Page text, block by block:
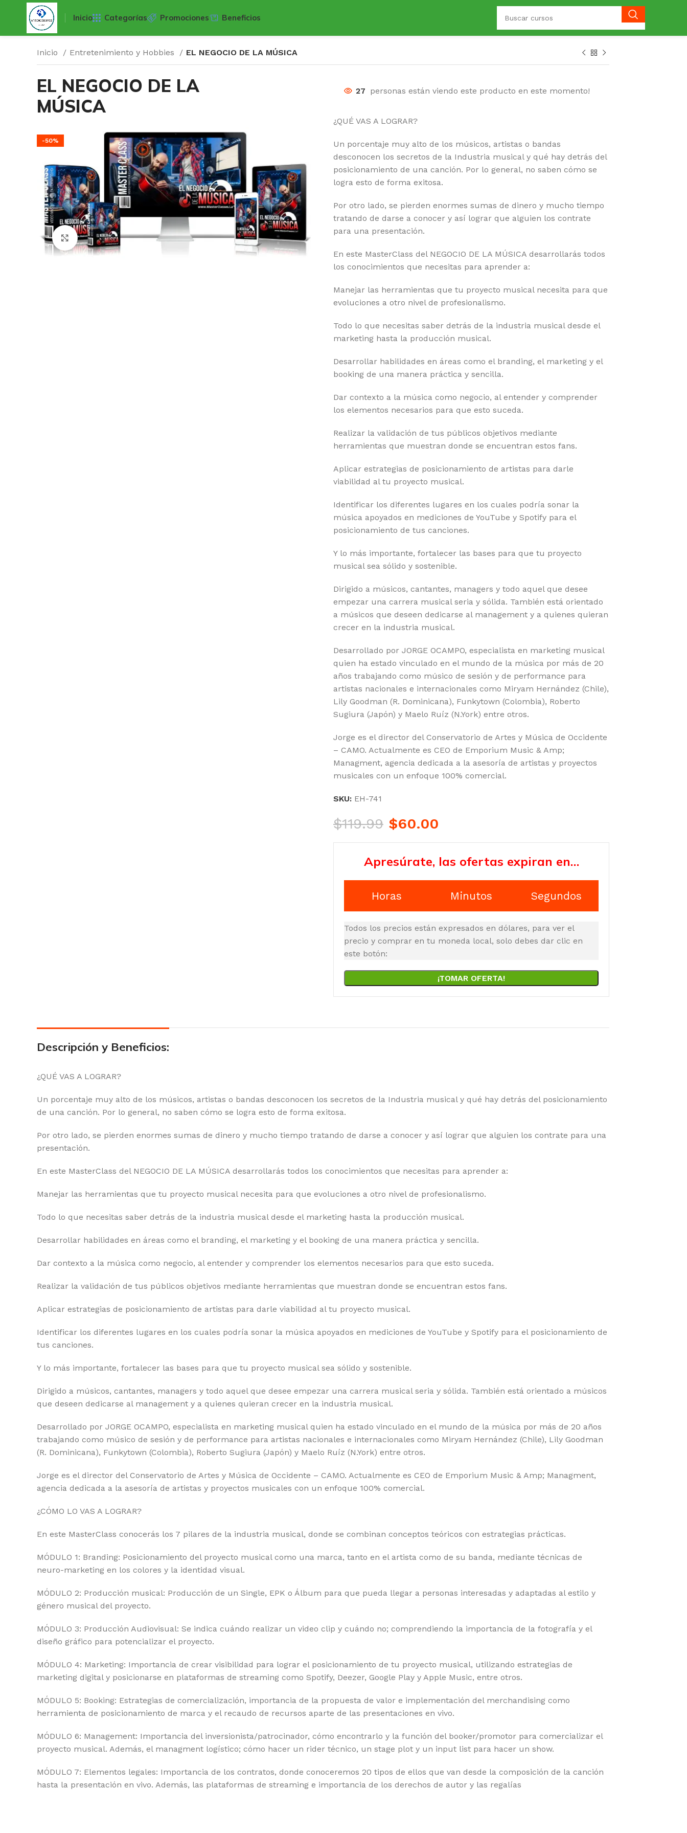
Inicio Categorías Promociones Beneficios
Inicio Entretenimiento y Hobbies EL NEGOCIO DE LA MÚSICA
EL NEGOCIO DE LA
MÚSICA
-50%
Click para agrandar
27 personas están viendo este producto en este momento!
¿QUÉ VAS A LOGRAR?
Un porcentaje muy alto de los músicos, artistas o bandas
desconocen los secretos de la Industria musical y qué hay detrás del
posicionamiento de una canción. Por lo general, no saben cómo se
logra esto de forma exitosa.
Por otro lado, se pierden enormes sumas de dinero y mucho tiempo
tratando de darse a conocer y así lograr que alguien los contrate
para una presentación.
En este MasterClass del NEGOCIO DE LA MÚSICA desarrollarás todos
los conocimientos que necesitas para aprender a:
Manejar las herramientas que tu proyecto musical necesita para que
evoluciones a otro nivel de profesionalismo.
Todo lo que necesitas saber detrás de la industria musical desde el
marketing hasta la producción musical.
Desarrollar habilidades en áreas como el branding, el marketing y el
booking de una manera práctica y sencilla.
Dar contexto a la música como negocio, al entender y comprender
los elementos necesarios para que esto suceda.
Realizar la validación de tus públicos objetivos mediante
herramientas que muestran donde se encuentran estos fans.
Aplicar estrategias de posicionamiento de artistas para darle
viabilidad al tu proyecto musical.
Identificar los diferentes lugares en los cuales podría sonar la
música apoyados en mediciones de YouTube y Spotify para el
posicionamiento de tus canciones.
Y lo más importante, fortalecer las bases para que tu proyecto
musical sea sólido y sostenible.
Dirigido a músicos, cantantes, managers y todo aquel que desee
empezar una carrera musical seria y sólida. También está orientado
a músicos que deseen dedicarse al management y a quienes quieran
crecer en la industria musical.
Desarrollado por JORGE OCAMPO, especialista en marketing musical
quien ha estado vinculado en el mundo de la música por más de 20
años trabajando como músico de sesión y de performance para
artistas nacionales e internacionales como Miryam Hernández (Chile),
Lily Goodman (R. Dominicana), Funkytown (Colombia), Roberto
Sugiura (Japón) y Maelo Ruíz (N.York) entre otros.
Jorge es el director del Conservatorio de Artes y Música de Occidente
– CAMO. Actualmente es CEO de Emporium Music & Amp;
Managment, agencia dedicada a la asesoría de artistas y proyectos
musicales con un enfoque 100% comercial.
SKU: EH-741
$119.99 $60.00
Apresúrate, las ofertas expiran en…
Horas Minutos Segundos
Todos los precios están expresados en dólares, para ver el
precio y comprar en tu moneda local, solo debes dar clic en
este botón:
¡TOMAR OFERTA!
Descripción y Beneficios:
¿QUÉ VAS A LOGRAR?
Un porcentaje muy alto de los músicos, artistas o bandas desconocen los secretos de la Industria musical y qué hay detrás del posicionamiento
de una canción. Por lo general, no saben cómo se logra esto de forma exitosa.
Por otro lado, se pierden enormes sumas de dinero y mucho tiempo tratando de darse a conocer y así lograr que alguien los contrate para una
presentación.
En este MasterClass del NEGOCIO DE LA MÚSICA desarrollarás todos los conocimientos que necesitas para aprender a:
Manejar las herramientas que tu proyecto musical necesita para que evoluciones a otro nivel de profesionalismo.
Todo lo que necesitas saber detrás de la industria musical desde el marketing hasta la producción musical.
Desarrollar habilidades en áreas como el branding, el marketing y el booking de una manera práctica y sencilla.
Dar contexto a la música como negocio, al entender y comprender los elementos necesarios para que esto suceda.
Realizar la validación de tus públicos objetivos mediante herramientas que muestran donde se encuentran estos fans.
Aplicar estrategias de posicionamiento de artistas para darle viabilidad al tu proyecto musical.
Identificar los diferentes lugares en los cuales podría sonar la música apoyados en mediciones de YouTube y Spotify para el posicionamiento de
tus canciones.
Y lo más importante, fortalecer las bases para que tu proyecto musical sea sólido y sostenible.
Dirigido a músicos, cantantes, managers y todo aquel que desee empezar una carrera musical seria y sólida. También está orientado a músicos
que deseen dedicarse al management y a quienes quieran crecer en la industria musical.
Desarrollado por JORGE OCAMPO, especialista en marketing musical quien ha estado vinculado en el mundo de la música por más de 20 años
trabajando como músico de sesión y de performance para artistas nacionales e internacionales como Miryam Hernández (Chile), Lily Goodman
(R. Dominicana), Funkytown (Colombia), Roberto Sugiura (Japón) y Maelo Ruíz (N.York) entre otros.
Jorge es el director del Conservatorio de Artes y Música de Occidente – CAMO. Actualmente es CEO de Emporium Music & Amp; Managment,
agencia dedicada a la asesoría de artistas y proyectos musicales con un enfoque 100% comercial.
¿CÓMO LO VAS A LOGRAR?
En este MasterClass conocerás los 7 pilares de la industria musical, donde se combinan conceptos teóricos con estrategias prácticas.
MÓDULO 1: Branding: Posicionamiento del proyecto musical como una marca, tanto en el artista como de su banda, mediante técnicas de
neuro-marketing en los colores y la identidad visual.
MÓDULO 2: Producción musical: Producción de un Single, EPK o Álbum para que pueda llegar a personas interesadas y adaptadas al estilo y
género musical del proyecto.
MÓDULO 3: Producción Audiovisual: Se indica cuándo realizar un video clip y cuándo no; comprendiendo la importancia de la fotografía y el
diseño gráfico para potencializar el proyecto.
MÓDULO 4: Marketing: Importancia de crear visibilidad para lograr el posicionamiento de tu proyecto musical, utilizando estrategias de
marketing digital y posicionarse en plataformas de streaming como Spotify, Deezer, Google Play y Apple Music, entre otros.
MÓDULO 5: Booking: Estrategias de comercialización, importancia de la propuesta de valor e implementación del merchandising como
herramienta de posicionamiento de marca y el recaudo de recursos aparte de las presentaciones en vivo.
MÓDULO 6: Management: Importancia del inversionista/patrocinador, cómo encontrarlo y la función del booker/promotor para comercializar el
proyecto musical. Además, el managment logístico; cómo hacer un rider técnico, un stage plot y un input list para hacer un show.
MÓDULO 7: Elementos legales: Importancia de los contratos, donde conoceremos 20 tipos de ellos que van desde la composición de la canción
hasta la presentación en vivo. Además, las plataformas de streaming e importancia de los derechos de autor y las regalías